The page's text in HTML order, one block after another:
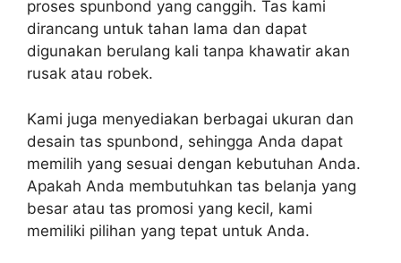
proses spunbond yang canggih. Tas kami
dirancang untuk tahan lama dan dapat
digunakan berulang kali tanpa khawatir akan
rusak atau robek.
Kami juga menyediakan berbagai ukuran dan
desain tas spunbond, sehingga Anda dapat
memilih yang sesuai dengan kebutuhan Anda.
Apakah Anda membutuhkan tas belanja yang
besar atau tas promosi yang kecil, kami
memiliki pilihan yang tepat untuk Anda.